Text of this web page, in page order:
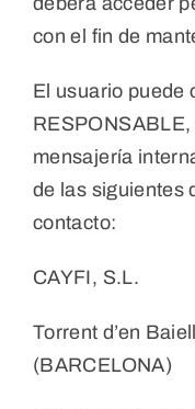
con el fin de
El usuario puede
mensajería
de las siguientes
contacto:
CAYFI, S.L.
Torrent d’en
(BARCELONA)